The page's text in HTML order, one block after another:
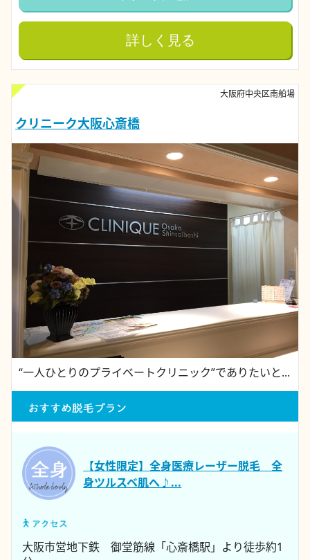
詳しく見る
大阪府中央区南船場
クリニーク大阪心斎橋
“一人ひとりのプライベートクリニック”でありたいと...
【女性限定】全身医療レーザー脱毛 全
身ツルスベ肌へ♪...
大阪市営地下鉄 御堂筋線「心斎橋駅」より徒歩約1